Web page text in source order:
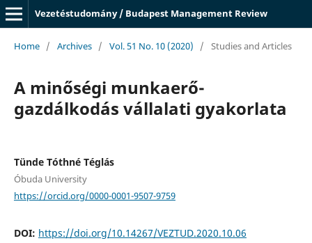
Vezetéstudomány / Budapest Management Review
Home / Archives / Vol. 51 No. 10 (2020) / Studies and Articles
A minőségi munkaerő-
gazdálkodás vállalati gyakorlata
Tünde Tóthné Téglás
Óbuda University
https://orcid.org/0000-0001-9507-9759
DOI: https://doi.org/10.14267/VEZTUD.2020.10.06